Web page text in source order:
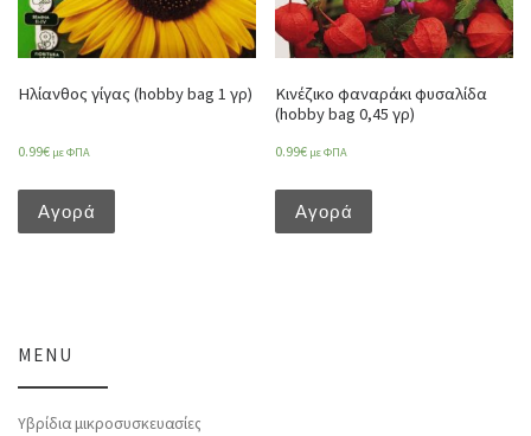
Ηλίανθος γίγας (hobby bag 1 γρ)
0.99€ με ΦΠΑ
Αγορά
Κινέζικο φαναράκι φυσαλίδα
(hobby bag 0,45 γρ)
0.99€ με ΦΠΑ
Αγορά
MENU
Υβρίδια μικροσυσκευασίες